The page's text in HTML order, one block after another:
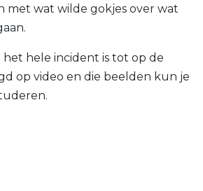
met wat wilde gokjes over wat
het hele incident is tot op de
op video en die beelden kun je